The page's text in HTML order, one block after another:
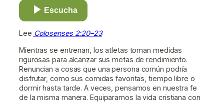
Escucha
Lee Colosenses 2:20–23
Mientras se entrenan, los atletas toman medidas
rigurosas para alcanzar sus metas de rendimiento.
Renuncian a cosas que una persona común podría
disfrutar, como sus comidas favoritas, tiempo libre o
dormir hasta tarde. A veces, pensamos en nuestra fe
de la misma manera. Equiparamos la vida cristiana con